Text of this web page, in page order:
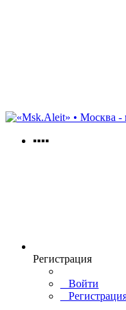
▪▪▪▪
Регистрация
Войти